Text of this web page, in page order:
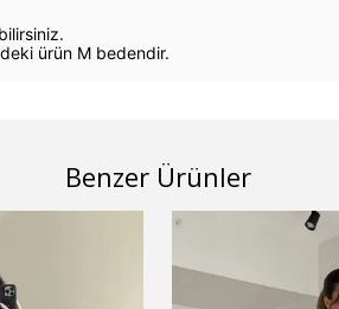
ürün M bedendir.
Benzer Ürünler